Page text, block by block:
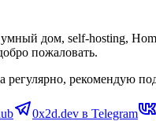
дом, self-hosting,
пожаловать.
регулярно, рекомендую
0x2d.dev в Telegram